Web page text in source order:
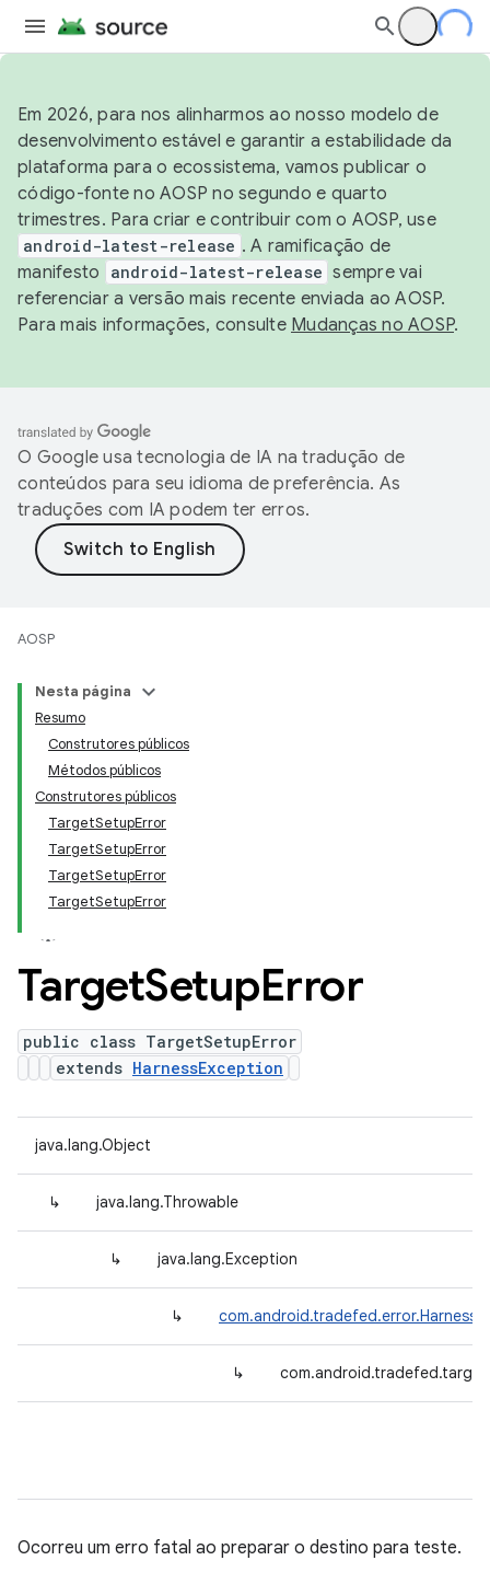
Em 2026, para nos alinharmos ao nosso modelo de
desenvolvimento estável e garantir a estabilidade da
plataforma para o ecossistema, vamos publicar o
código-fonte no AOSP no segundo e quarto
trimestres. Para criar e contribuir com o AOSP, use
android-latest-release . A ramificação de
manifesto
android-latest-release sempre vai
referenciar a versão mais recente enviada ao AOSP.
Para mais informações, consulte Mudanças no AOSP.
O Google usa tecnologia de IA na tradução de
conteúdos para seu idioma de preferência. As
traduções com IA podem ter erros.
AOSP
Nesta página
Resumo
Construtores públicos
Métodos públicos
Construtores públicos
TargetSetupError
TargetSetupError
TargetSetupError
TargetSetupError
TargetSetupError
public class TargetSetupError
extends HarnessException
java.lang.Object
↳ java.lang.Throwable
↳ java.lang.Exception
↳
↳
Ocorreu um erro fatal ao preparar o destino para teste.